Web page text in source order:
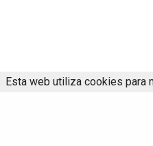
Esta web utiliza cookies para